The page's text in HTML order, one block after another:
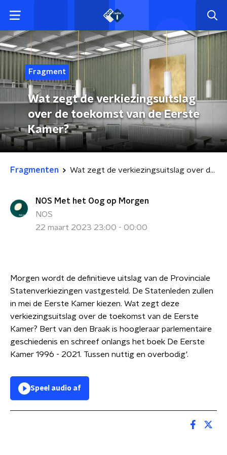
Fragment
Wat zegt de verkiezingsuitslag
over de toekomst van de Eerste
Kamer?
Fragmenten Wat zegt de verkiezingsuitslag over de toekomst van de Eerste Kamer?
NOS Met het Oog op Morgen
NOS
22 maart 2023 23:00 - 00:00
Morgen wordt de definitieve uitslag van de Provinciale
Statenverkiezingen vastgesteld. De Statenleden zullen
in mei de Eerste Kamer kiezen. Wat zegt deze
verkiezingsuitslag over de toekomst van de Eerste
Kamer? Bert van den Braak is hoogleraar parlementaire
geschiedenis en schreef onlangs het boek De Eerste
Kamer 1996 - 2021. Tussen nuttig en overbodig'.
Speel audio af